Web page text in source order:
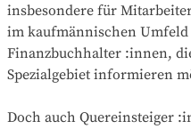
insbesondere für
im kaufmännischen
Finanzbuchhalter :innen,
Spezialgebiet informieren
Doch auch Quereinsteiger